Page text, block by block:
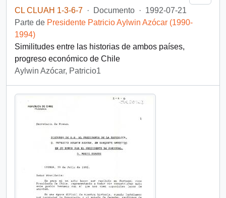
CL CLUAH 1-3-6-7 · Documento · 1992-07-21
Parte de Presidente Patricio Aylwin Azócar (1990-
1994)
Similitudes entre las historias de ambos países,
progreso económico de Chile
Aylwin Azócar, Patricio1